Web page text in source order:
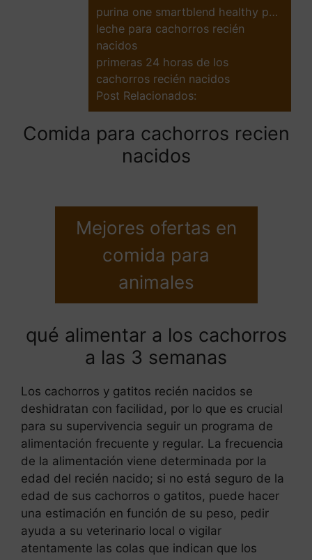
purina one smartblend healthy p…
leche para cachorros recién
nacidos
primeras 24 horas de los
cachorros recién nacidos
Post Relacionados:
Comida para cachorros recien
nacidos
Mejores ofertas en
comida para
animales
qué alimentar a los cachorros
a las 3 semanas
Los cachorros y gatitos recién nacidos se
deshidratan con facilidad, por lo que es crucial
para su supervivencia seguir un programa de
alimentación frecuente y regular. La frecuencia
de la alimentación viene determinada por la
edad del recién nacido; si no está seguro de la
edad de sus cachorros o gatitos, puede hacer
una estimación en función de su peso, pedir
ayuda a su veterinario local o vigilar
atentamente las colas que indican que los